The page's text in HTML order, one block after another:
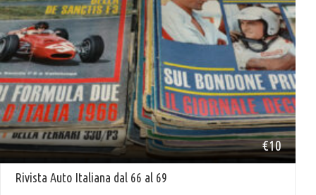
€10
Rivista Auto Italiana dal 66 al 69